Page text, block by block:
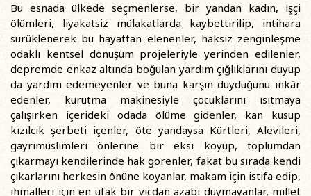
Bu esnada ülkede seçmenlerse, bir yandan kadın, işçi
ölümleri, liyakatsiz mülakatlarda kaybettirilip, intihara
sürüklenerek bu hayattan elenenler, haksız zenginleşme
odaklı kentsel dönüşüm projeleriyle yerinden edilenler,
depremde enkaz altında boğulan yardım çığlıklarını duyup
da yardım edemeyenler ve buna karşın duyduğunu inkâr
edenler, kurutma makinesiyle çocuklarını ısıtmaya
çalışırken içerideki odada ölüme gidenler, kan kusup
kızılcık şerbeti içenler, öte yandaysa Kürtleri, Alevileri,
gayrimüslimleri önlerine bir eksi koyup, toplumdan
çıkarmayı kendilerinde hak görenler, fakat bu sırada kendi
çıkarlarını herkesin önüne koyanlar, makam için istifa edip,
ihmalleri için en ufak bir vicdan azabı duymayanlar, millet